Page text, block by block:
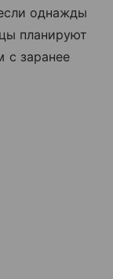
однажды
планируют
с заранее